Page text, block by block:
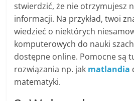
stwierdzić, że nie otrzymujesz
informacji. Na przykład, twoi
wiedzieć o niektórych
komputerowych do nauki
dostępne online. Pomocne są
rozwiązania np. jak matlandia
matematyki.